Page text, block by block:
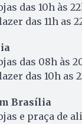
das 10h às
das 11h as
das 08h às
das 10h as
Brasília
e praça de